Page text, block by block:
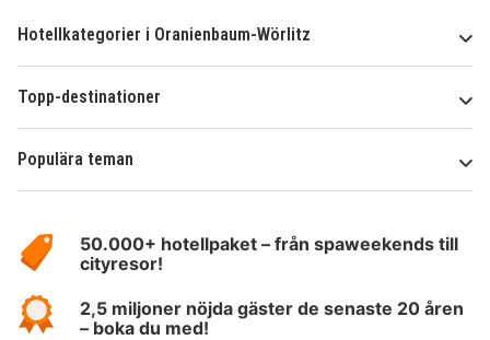
Hotellkategorier i Oranienbaum-Wörlitz
Topp-destinationer
Populära teman
HotelSpecials50.000+ hotellpaket – från spaweekends till
cityresor!
2,5 miljoner nöjda gäster de senaste 20 åren
– boka du med!